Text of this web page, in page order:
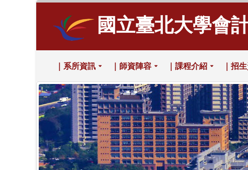
國立臺北大學會
｜系所資訊 ｜師資陣容 ｜課程介紹 ｜招